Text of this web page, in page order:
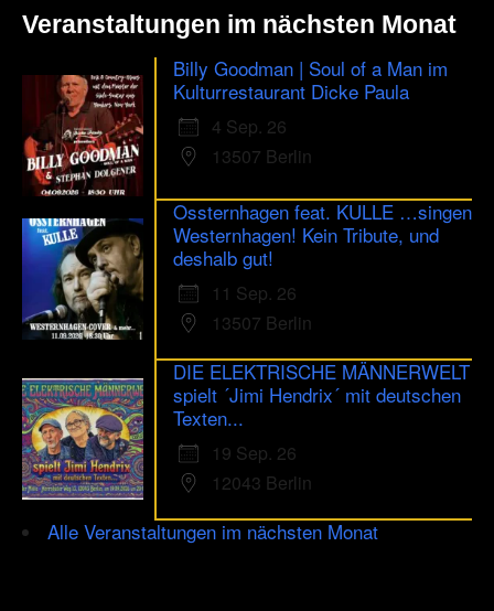
Veranstaltungen im nächsten Monat
Billy Goodman | Soul of a Man im
Kulturrestaurant Dicke Paula
4 Sep. 26
13507 Berlin
Ossternhagen feat. KULLE …singen
Westernhagen! Kein Tribute, und
deshalb gut!
11 Sep. 26
13507 Berlin
DIE ELEKTRISCHE MÄNNERWELT
spielt ´Jimi Hendrix´ mit deutschen
Texten...
19 Sep. 26
12043 Berlin
Alle Veranstaltungen im nächsten Monat